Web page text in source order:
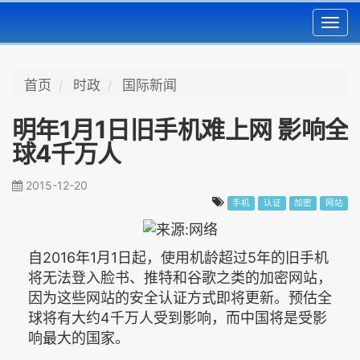
首页 时政 国际新闻
明年1月1日旧手机难上网 影响全
球4千万人
2015-12-20
手机 认证 加密 网站
自2016年1月1日起，使用机龄超过5年的旧手机
将无法登入脸书、推特和谷歌之类的加密网站，
因为这些网站的安全认证方式即将更新。预估全
球将有大约4千万人受到影响，而中国将是受影
响最大的国家。